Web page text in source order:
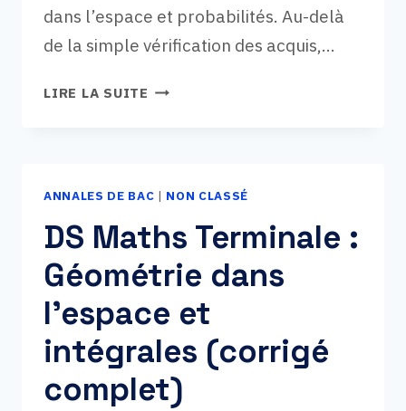
dans l’espace et probabilités. Au-delà
de la simple vérification des acquis,…
LIRE LA SUITE BAC
MOYEN)
–
SUJET
COMPLET
+
CORRIGÉ
DÉTAILLÉ
ANNALES DE BAC | NON CLASSÉ
DS Maths Terminale :
Géométrie dans
l’espace et
intégrales (corrigé
complet)